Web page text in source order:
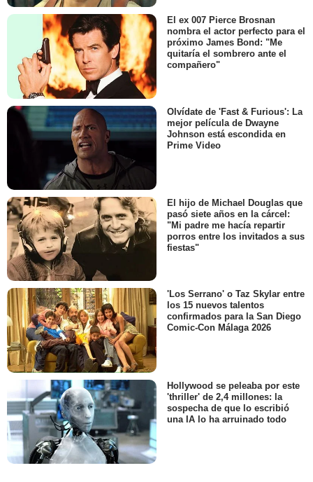
El ex 007 Pierce Brosnan
nombra el actor perfecto para el
próximo James Bond: "Me
quitaría el sombrero ante el
compañero"
Olvídate de 'Fast & Furious': La
mejor película de Dwayne
Johnson está escondida en
Prime Video
El hijo de Michael Douglas que
pasó siete años en la cárcel:
"Mi padre me hacía repartir
porros entre los invitados a sus
fiestas"
'Los Serrano' o Taz Skylar entre
los 15 nuevos talentos
confirmados para la San Diego
Comic-Con Málaga 2026
Hollywood se peleaba por este
'thriller' de 2,4 millones: la
sospecha de que lo escribió
una IA lo ha arruinado todo